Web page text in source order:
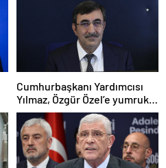
Cumhurbaşkanı Yardımcısı
Yılmaz, Özgür Özel’e yumruklu
saldırıyı kınadı